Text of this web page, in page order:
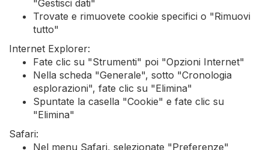
"Gestisci dati"
Trovate e rimuovete cookie specifici o "Rimuovi
tutto"
Internet Explorer:
Fate clic su "Strumenti" poi "Opzioni Internet"
Nella scheda "Generale", sotto "Cronologia
esplorazioni", fate clic su "Elimina"
Spuntate la casella "Cookie" e fate clic su
"Elimina"
Safari:
Nel menu Safari, selezionate "Preferenze"